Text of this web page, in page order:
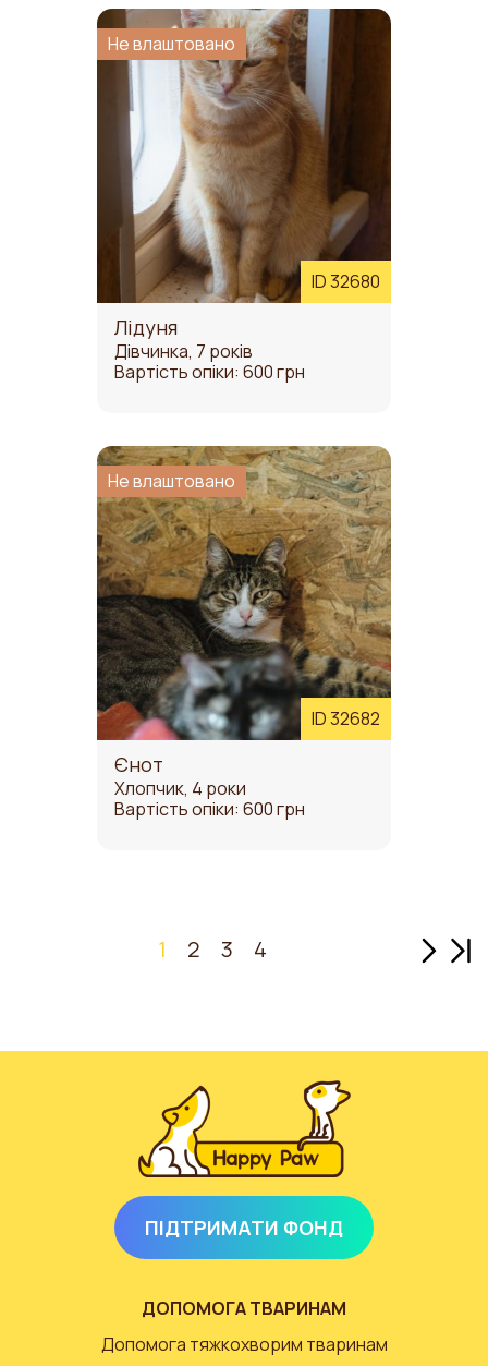
ID 32680
Не влаштовано
Лідуня
Дівчинка, 7 років
Вартість опіки: 600 грн
ID 32682
Не влаштовано
Єнот
Хлопчик, 4 роки
Вартість опіки: 600 грн
1 2 3 4
ПІДТРИМАТИ ФОНД
ДОПОМОГА ТВАРИНАМ
Допомога тяжкохворим тваринам